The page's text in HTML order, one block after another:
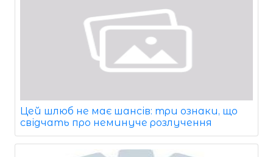
Цей шлюб не має шансів: три ознаки, що
свідчать про неминуче розлучення